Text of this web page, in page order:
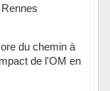
du chemin à
de l'OM en